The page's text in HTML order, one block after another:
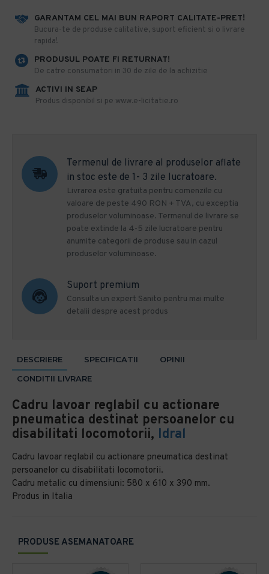
GARANTAM CEL MAI BUN RAPORT CALITATE-PRET!
​Bucura-te de produse calitative, suport eficient si o livrare
rapida!
PRODUSUL POATE FI RETURNAT!
De catre consumatori in 30 de zile de la achizitie
ACTIVI IN SEAP
Produs disponibil si pe www.e-licitatie.ro
Termenul de livrare al produselor aflate
in stoc este de 1- 3 zile lucratoare.
Livrarea este gratuita pentru comenzile cu
valoare de peste 490 RON + TVA, cu exceptia
produselor voluminoase. Termenul de livrare se
poate extinde la 4-5 zile lucratoare pentru
anumite categorii de produse sau in cazul
produselor voluminoase.
Suport premium
Consulta un expert Sanito pentru mai multe
detalii despre acest produs
PRODUSE ASEMANATOARE
DESCRIERE SPECIFICATII
OPINII
CONDITII LIVRARE
Cadru lavoar reglabil cu actionare
pneumatica destinat persoanelor cu
disabilitati locomotorii, Idral
Cadru lavoar reglabil cu actionare pneumatica destinat
persoanelor cu disabilitati locomotorii.
Cadru metalic cu dimensiuni: 580 x 610 x 390 mm.
Produs in Italia